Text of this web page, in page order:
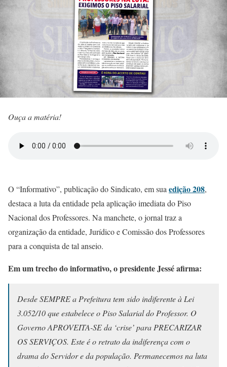
Ouça a matéria!
O “Informativo”, publicação do Sindicato, em sua edição 208,
destaca a luta da entidade pela aplicação imediata do Piso
Nacional dos Professores. Na manchete, o jornal traz a
organização da entidade, Jurídico e Comissão dos Professores
para a conquista de tal anseio.
Em um trecho do informativo, o presidente Jessé afirma:
Desde SEMPRE a Prefeitura tem sido indiferente à Lei
3.052/10 que estabelece o Piso Salarial do Professor. O
Governo APROVEITA-SE da ‘crise’ para PRECARIZAR
OS SERVIÇOS. Este é o retrato da indiferença com o
drama do Servidor e da população. Permanecemos na luta